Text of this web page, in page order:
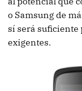
o Samsung de
sí será suficiente
exigentes.